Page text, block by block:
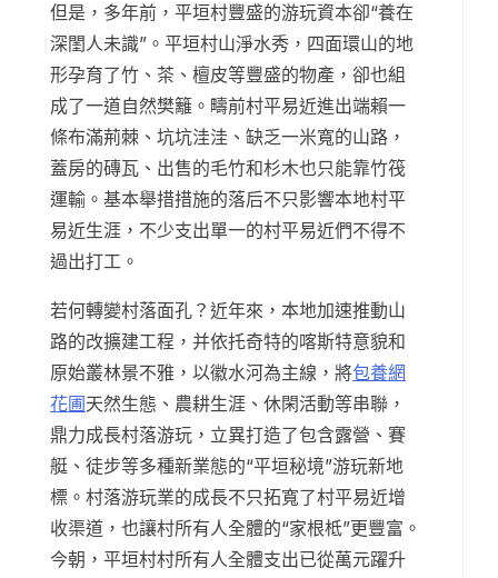
但是，多年前，平垣村豐盛的游玩資本卻“養在
深閨人未識”。平垣村山淨水秀，四面環山的地
形孕育了竹、茶、檀皮等豐盛的物產，卻也組
成了一道自然樊籬。疇前村平易近進出端賴一
條布滿荊棘、坑坑洼洼、缺乏一米寬的山路，
蓋房的磚瓦、出售的毛竹和杉木也只能靠竹筏
運輸。基本舉措措施的落后不只影響本地村平
易近生涯，不少支出單一的村平易近們不得不
過出打工。
若何轉變村落面孔？近年來，本地加速推動山
路的改擴建工程，并依托奇特的喀斯特意貌和
原始叢林景不雅，以徽水河為主線，將包養網
花圃天然生態、農耕生涯、休閑活動等串聯，
鼎力成長村落游玩，立異打造了包含露營、賽
艇、徒步等多種新業態的“平垣秘境”游玩新地
標。村落游玩業的成長不只拓寬了村平易近增
收渠道，也讓村所有人全體的“家根柢”更豐富。
今朝，平垣村村所有人全體支出已從萬元躍升